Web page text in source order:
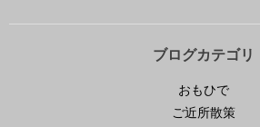
に尽力いただき進めている
珈琲、道具
ブログカテゴリ
おもひで
ご近所散策